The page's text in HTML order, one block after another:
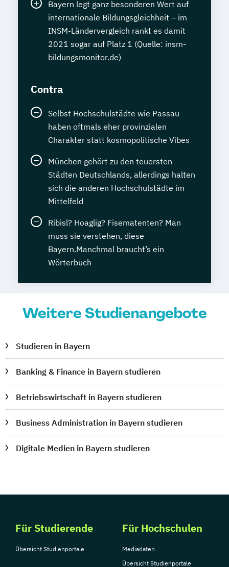
Bayern legt ganz besonderen Wert auf
internationale Bildungsgleichheit – im
INSM-Ländervergleich rankt es damit
2021 sogar auf Platz 1 (Quelle: insm-
bildungsmonitor.de)
Contra
Selbst Hochschulstädte wie Passau
haben oftmals eher provinzialen
Charakter statt kosmopolitische Vibes
München gehört zu den teuersten
Städten Deutschlands, allerdings halten
sich die anderen Hochschulstädte im
Mittelfeld
Ribisl? Hoaglig? Fisematenten? Man
muss sie verstehen, diese
Bayern.Manchmal braucht’s ein
Wörterbuch
Weitere Studienangebote
Studieren in Bayern
Banking & Finance in Bayern studieren
Betriebswirtschaft in Bayern studieren
Business Administration in Bayern studieren
Digitale Medien in Bayern studieren
Für Studierende
Übersicht Studienportale
Für Hochschulen
Mediadaten
Übersicht Studienportale